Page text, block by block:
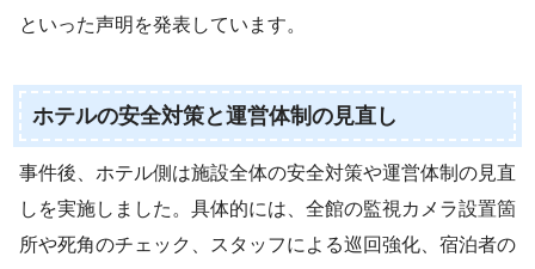
といった声明を発表しています。
ホテルの安全対策と運営体制の見直し
事件後、ホテル側は施設全体の安全対策や運営体制の見直
しを実施しました。具体的には、全館の監視カメラ設置箇
所や死角のチェック、スタッフによる巡回強化、宿泊者の